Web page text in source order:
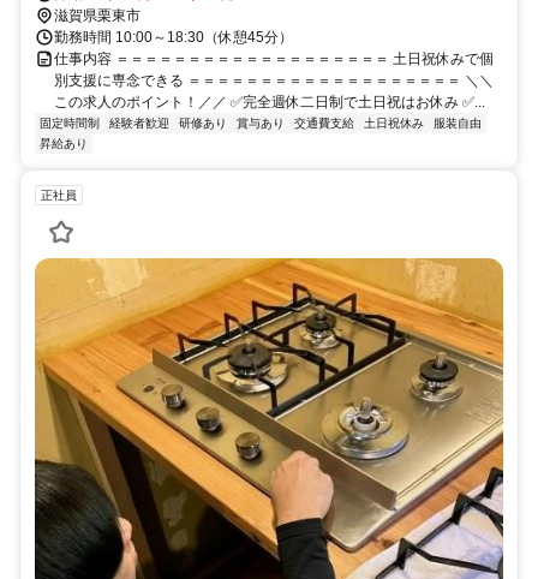
滋賀県栗東市
勤務時間 10:00～18:30（休憩45分）
仕事内容 ＝＝＝＝＝＝＝＝＝＝＝＝＝＝＝＝＝＝＝ 土日祝休みで個
別支援に専念できる ＝＝＝＝＝＝＝＝＝＝＝＝＝＝＝＝＝＝＝ ＼＼
この求人のポイント！／／ ✅完全週休二日制で土日祝はお休み ✅...
固定時間制 経験者歓迎 研修あり 賞与あり 交通費支給 土日祝休み
服装自由
昇給あり
正社員